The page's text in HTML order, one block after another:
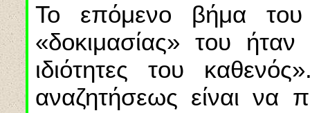
Το επόμενο βήμα
«δοκιμασίας» του
ιδιότητες του
αναζητήσεως είναι να